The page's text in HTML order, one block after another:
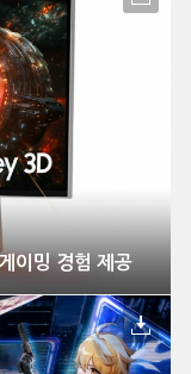
이밍 경험 제공